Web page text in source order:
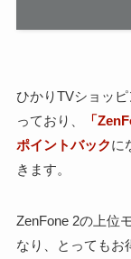
ひかりTVショッ
っており、
「
ポイントバックに
きます。
ZenFone 2の上位
なり、とってもお